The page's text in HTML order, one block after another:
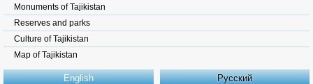
Monuments of Tajikistan
Reserves and parks
Culture of Tajikistan
Map of Tajikistan
English Русский